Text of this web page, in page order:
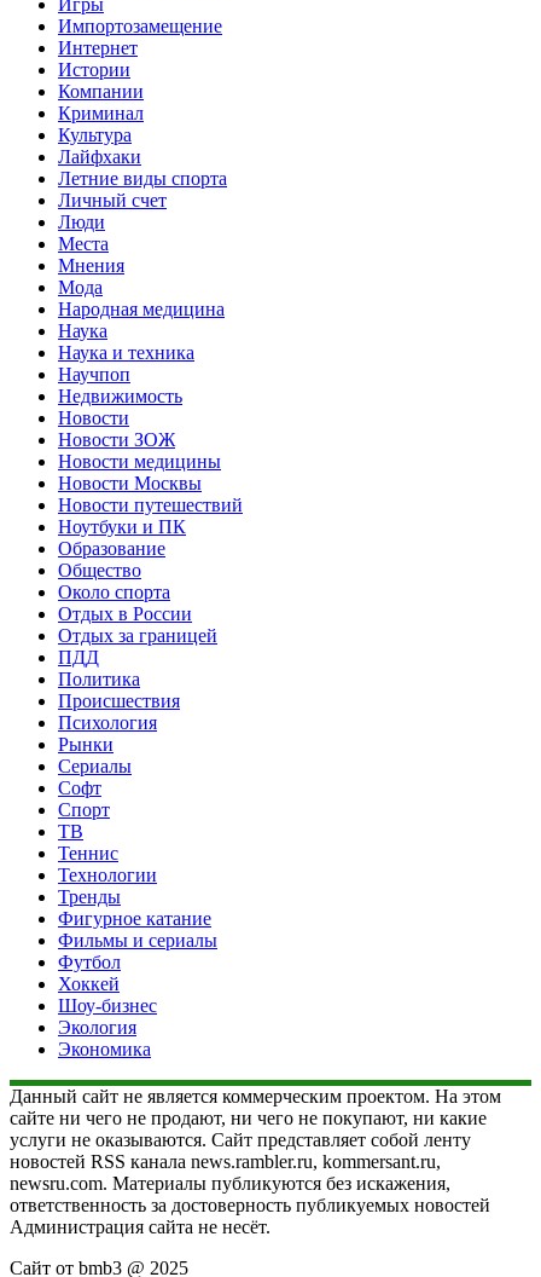
Игры
Импортозамещение
Интернет
Истории
Компании
Криминал
Культура
Лайфхаки
Летние виды спорта
Личный счет
Люди
Места
Мнения
Мода
Народная медицина
Наука
Наука и техника
Научпоп
Недвижимость
Новости
Новости ЗОЖ
Новости медицины
Новости Москвы
Новости путешествий
Ноутбуки и ПК
Образование
Общество
Около спорта
Отдых в России
Отдых за границей
ПДД
Политика
Происшествия
Психология
Рынки
Сериалы
Софт
Спорт
ТВ
Теннис
Технологии
Тренды
Фигурное катание
Фильмы и сериалы
Футбол
Хоккей
Шоу-бизнес
Экология
Экономика
Данный сайт не является коммерческим проектом. На этом
сайте ни чего не продают, ни чего не покупают, ни какие
услуги не оказываются. Сайт представляет собой ленту
новостей RSS канала news.rambler.ru, kommersant.ru,
newsru.com. Материалы публикуются без искажения,
ответственность за достоверность публикуемых новостей
Администрация сайта не несёт.
Сайт от bmb3 @ 2025